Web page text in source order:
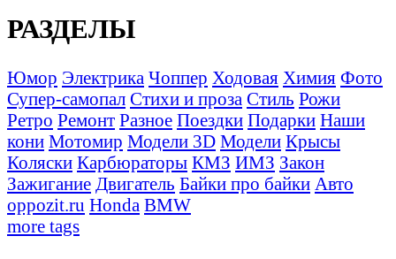
РАЗДЕЛЫ
Юмор Электрика Чоппер Ходовая Химия Фото
Супер-самопал Стихи и проза Стиль Рожи
Ретро Ремонт Разное Поездки Подарки Наши
кони Мотомир Модели 3D Модели Крысы
Коляски Карбюраторы КМЗ ИМЗ Закон
Зажигание Двигатель Байки про байки Авто
oppozit.ru Honda BMW
more tags